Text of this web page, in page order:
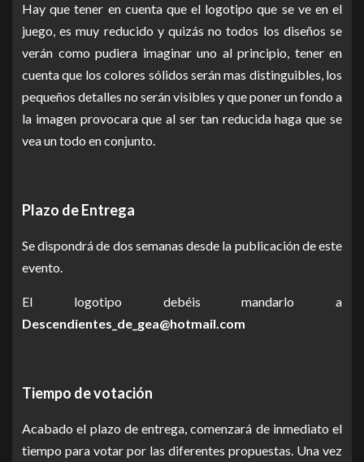
Hay que tener en cuenta que el logotipo que se ve en el
juego, es muy reducido y quizás no todos los diseños se
verán como pudiera imaginar uno al principio, tener en
cuenta que los colores sólidos serán mas distinguibles, los
pequeños detalles no serán visibles y que poner un fondo a
la imagen provocara que al ser tan reducida haga que se
vea un todo en conjunto.
Plazo de Entrega
Se dispondrá de dos semanas desde la publicación de este
evento.
El logotipo debéis mandarlo a
Descendientes_de_gea@hotmail.com
Tiempo de votación
Acabado el plazo de entrega, comenzará de inmediato el
tiempo para votar por las diferentes propuestas. Una vez